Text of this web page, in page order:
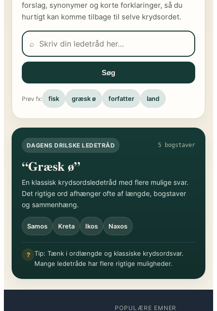
forslag, synonymer og korte forklaringer, så du
hurtigt kan komme tilbage til selve krydsordet.
⌕
Søg
Prøv fx: fisk græsk ø forfatter land
DAGENS DRILSKE LEDETRÅD 5 bogstaver
“Græsk ø”
En klassisk krydsordsledetråd med flere mulige svar.
Det rigtige ord afhænger ofte af længde, bogstaver
og sammenhæng.
Samos Kreta Ikos Naxos
? Tip: Tænk i ordlængde og klassiske krydsordsvar.
Mange ledetråde har flere rigtige muligheder.
POPULÆRE EMNER